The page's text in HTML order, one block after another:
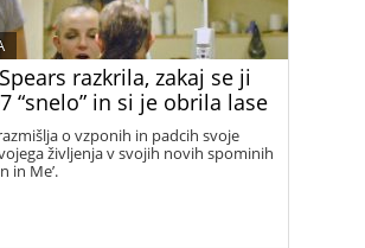
razkrila, zakaj se ji
“snelo” in si je obrila lase
o vzponih in padcih svoje
življenja v svojih novih spominih
in Me’.